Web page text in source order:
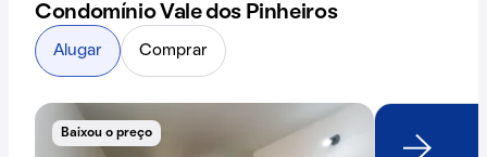
Condomínio Vale dos Pinheiros
Baixou o preço
Alugar Comprar